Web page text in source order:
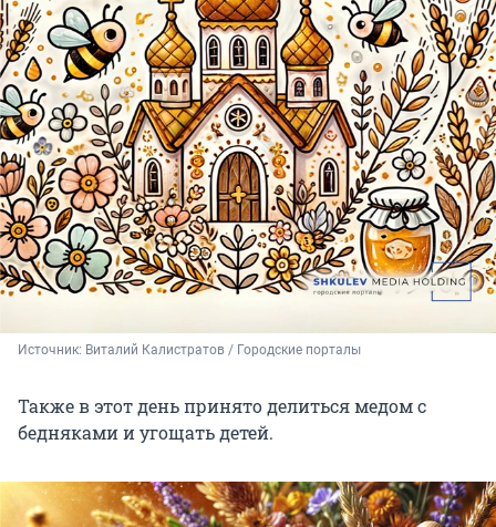
Источник: Виталий Калистратов / Городские порталы
Также в этот день принято делиться медом с
бедняками и угощать детей.